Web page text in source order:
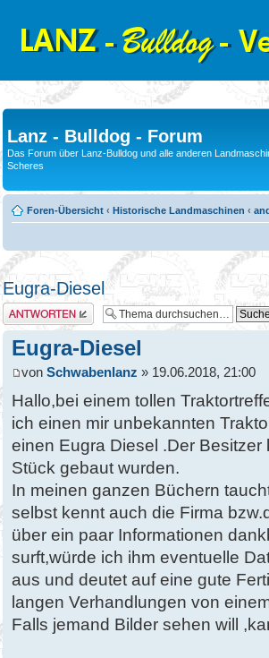
Lanz - Bulldog - Forum
Das Forum über Lanz-Bulldog und alle anderen
Scheres
Foren-Übersicht ‹ Historische Landmaschinen ‹
Eugra-Diesel
Antwort erstellen
Eugra-Diesel
von Schwabenlanz » 19.06.2018, 21:00
Hallo,bei einem tollen
ich einen mir unbekannten
einen Eugra Diesel .Der
Stück gebaut wurden.
In meinen ganzen Büchern
selbst kennt auch die Firma
über ein paar Informationen
surft,würde ich ihm eventuelle
aus und deutet auf eine gute
langen Verhandlungen von
Falls jemand Bilder sehen will